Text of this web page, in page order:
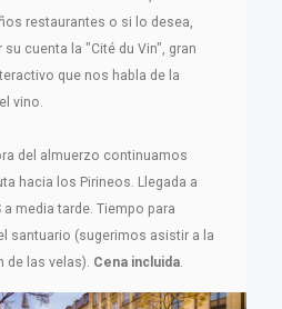
restaurantes o si lo desea,
su cuenta la "Cité du Vin", gran
que nos habla de la
vino.
del almuerzo continuamos
hacia los Pirineos. Llegada a
a media tarde. Tiempo para
santuario (sugerimos asistir a la
de las velas). Cena incluida